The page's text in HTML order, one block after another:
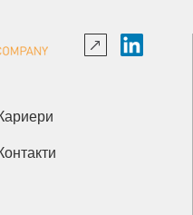
Кариери
Контакти